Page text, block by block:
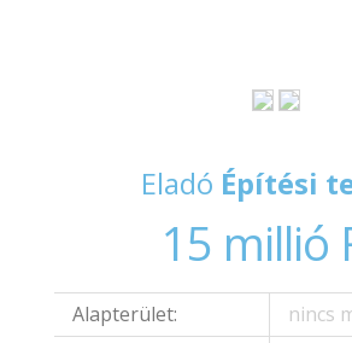
Eladó Építési
15 millió
Alapterület:
nincs